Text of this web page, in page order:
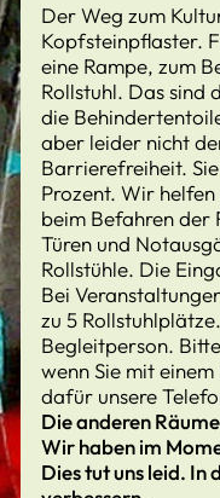
Der Weg zum
Kopfsteinpflaster.
eine Rampe, zum
Rollstuhl. Das sind
die
aber leider nicht
Barrierefreiheit.
Prozent. Wir
beim Befahren der
Türen und
Rollstühle. Die
Bei
zu 5
Begleitperson.
wenn Sie mit
dafür unsere
Die anderen
Wir haben im
Dies tut uns leid. In